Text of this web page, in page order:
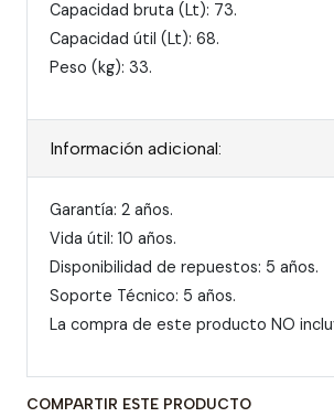
Capacidad bruta (Lt): 73.
Capacidad útil (Lt): 68.
Peso (kg): 33.
Información adicional:
Garantía: 2 años.
Vida útil: 10 años.
Disponibilidad de repuestos: 5 años.
Soporte Técnico: 5 años.
La compra de este producto NO
COMPARTIR ESTE PRODUCTO